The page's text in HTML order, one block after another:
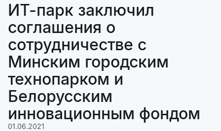
ИТ-парк заключил
соглашения о
сотрудничестве с
Минским городским
технопарком и
Белорусским
инновационным фондом
01.06.2021